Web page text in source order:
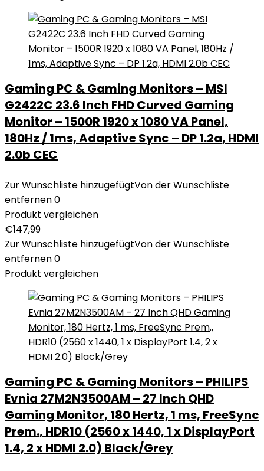
Gaming PC & Gaming Monitors – MSI
G2422C 23.6 Inch FHD Curved Gaming
Monitor – 1500R 1920 x 1080 VA Panel,
180Hz / 1ms, Adaptive Sync – DP 1.2a, HDMI
2.0b CEC
Zur Wunschliste hinzugefügtVon der Wunschliste
entfernen0
Produkt vergleichen
€147,99
Zur Wunschliste hinzugefügtVon der Wunschliste
entfernen0
Produkt vergleichen
Gaming PC & Gaming Monitors – PHILIPS
Evnia 27M2N3500AM – 27 Inch QHD
Gaming Monitor, 180 Hertz, 1 ms, FreeSync
Prem., HDR10 (2560 x 1440, 1 x DisplayPort
1.4, 2 x HDMI 2.0) Black/Grey